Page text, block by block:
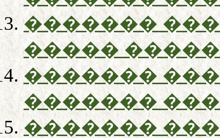
�������
�����
�������
�������
�������